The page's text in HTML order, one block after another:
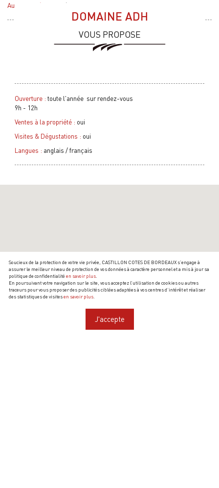
Autres Cuvées :
Cuvée miniature
DOMAINE ADH
VOUS PROPOSE
Ouverture : toute l'année sur rendez-vous
9h - 12h
Ventes à la propriété : oui
Visites & Dégustations : oui
Langues : anglais / français
Soucieux de la protection de votre vie privée, CASTILLON COTES DE BORDEAUX s’engage à
assurer le meilleur niveau de protection de vos données à caractère personnel et a mis à jour sa
politique de confidentialité en savoir plus
En poursuivant votre navigation sur le site, vous acceptez l’utilisation de cookies ou autres
traceurs pour vous proposer des publicités ciblées adaptées à vos centres d’intérêt et réaliser
des statistiques de visitesen savoir plus
J'accepte